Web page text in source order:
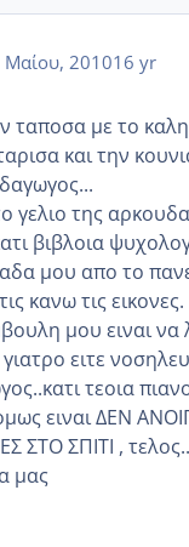
Μαίου, 201016 yr
ταποσα με το
και την
γελιο της
βιβλοια
μου απο το
κανω τις εικονες.
μου ειναι να
ειτε
τεοια
ειναι ΔΕΝ
ΣΤΟ ΣΠΙΤΙ ,
μας